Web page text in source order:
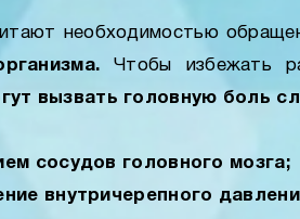
необходимостью
Чтобы избежать
вызвать головную боль
сосудов головного мозга;
внутричерепного